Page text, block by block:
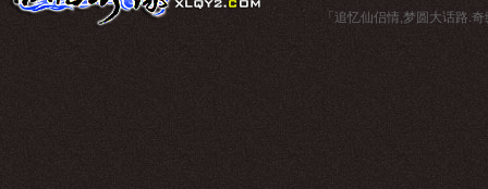
「追忆仙侣情,梦圆大话路.